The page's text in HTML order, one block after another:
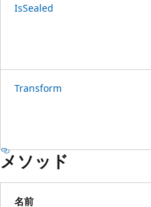
IsSealed
Transform
メソッド
名前